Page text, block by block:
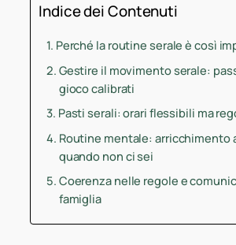
Indice dei Contenuti
Perché la routine serale è così
Gestire il movimento serale:
gioco calibrati
Pasti serali: orari flessibili ma
Routine mentale: arricchimento
quando non ci sei
Coerenza nelle regole e
famiglia